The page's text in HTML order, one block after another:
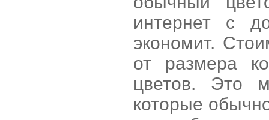
интернет с
экономит.
от размера
цветов. Это
которые